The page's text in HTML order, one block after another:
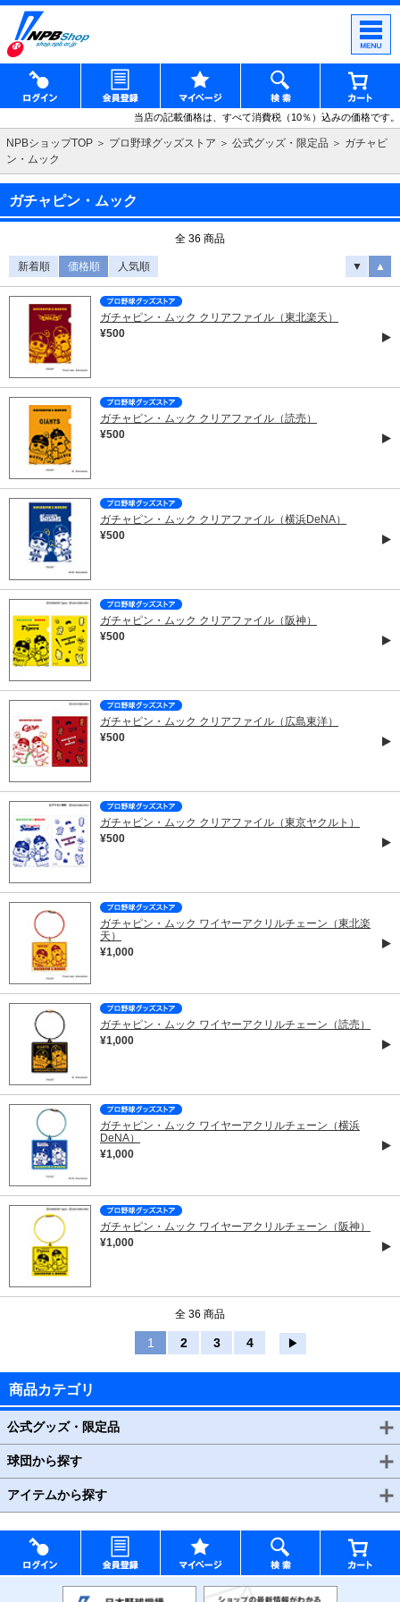
当店の記載価格は、すべて消費税（10％）込みの価格です。
NPBショップTOP プロ野球グッズストア 公式グッズ・限定品
ガチャピ
ン・ムック
ガチャピン・ムック
全 36 商品
新着順 価格順 人気順 ▼ ▲
ガチャピン・ムック クリアファイル（東北楽天）
¥500
ガチャピン・ムック クリアファイル（読売）
¥500
ガチャピン・ムック クリアファイル（横浜DeNA）
¥500
ガチャピン・ムック クリアファイル（阪神）
¥500
ガチャピン・ムック クリアファイル（広島東洋）
¥500
ガチャピン・ムック クリアファイル（東京ヤクルト）
¥500
ガチャピン・ムック ワイヤーアクリルチェーン（東北楽
天）
¥1,000
ガチャピン・ムック ワイヤーアクリルチェーン（読売）
¥1,000
ガチャピン・ムック ワイヤーアクリルチェーン（横浜
DeNA）
¥1,000
ガチャピン・ムック ワイヤーアクリルチェーン（阪神）
¥1,000
全 36 商品
1 2 3 4 ▶
商品カテゴリ
公式グッズ・限定品
球団から探す
アイテムから探す